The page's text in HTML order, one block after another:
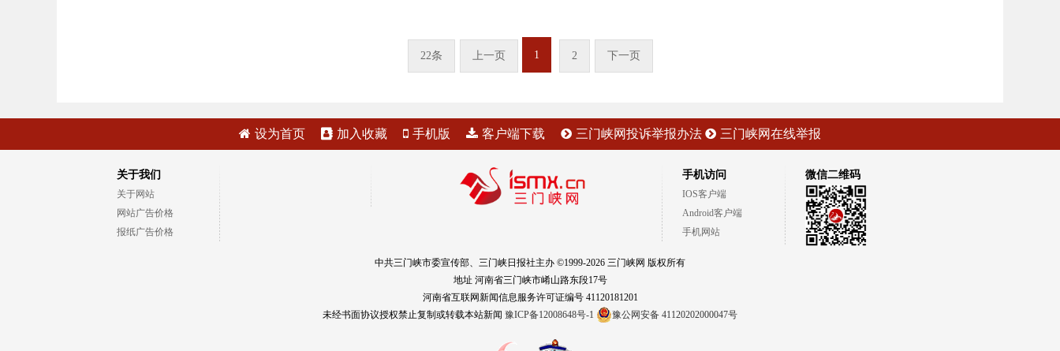
22条 上一页 1 2 下一页
设为首页 加入收藏 手机版 客户端下载 三门峡网投诉举报办法 三门峡网在线举报
关于我们
关于网站
网站广告价格
报纸广告价格
手机访问
IOS客户端
Android客户端
手机网站
微信二维码
中共三门峡市委宣传部、三门峡日报社主办 ©1999-2026 三门峡网 版权所有
地址 河南省三门峡市崤山路东段17号
河南省互联网新闻信息服务许可证编号 41120181201
未经书面协议授权禁止复制或转载本站新闻 豫ICP备12008648号-1 豫公网安备 41120202000047号